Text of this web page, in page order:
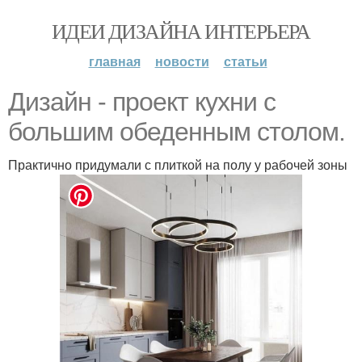
ИДЕИ ДИЗАЙНА ИНТЕРЬЕРА
главная новости статьи
Дизайн - проект кухни с
большим обеденным столом.
Практично придумали с плиткой на полу у рабочей зоны